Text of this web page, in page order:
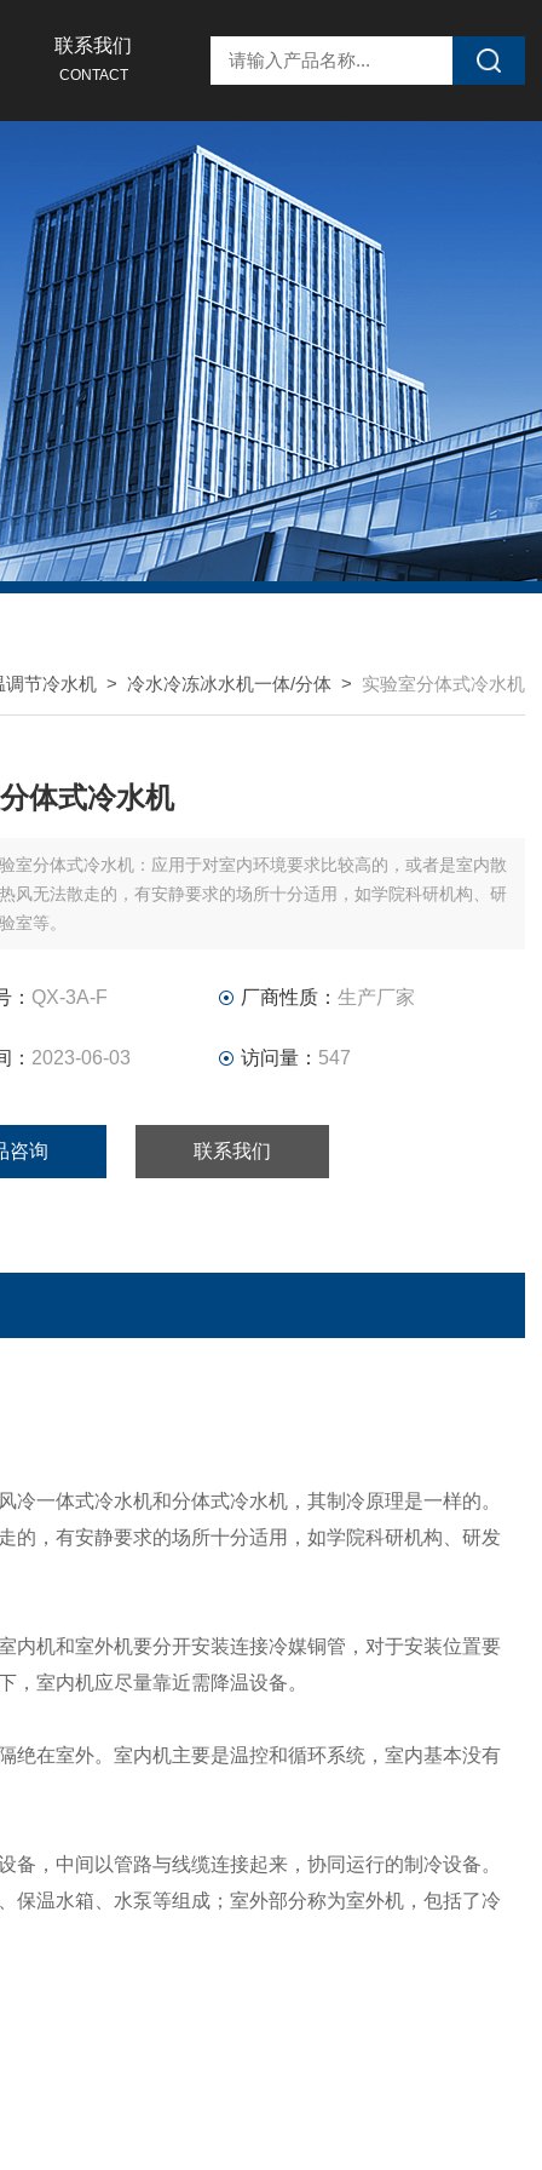
联系我们
CONTACT
调节冷水机 > 冷水冷冻冰水机一体/分体 > 实验室分体式冷水机
体式冷水机
室分体式冷水机：应用于对室内环境要求比较高的，或者是室内散
风无法散走的，有安静要求的场所十分适用，如学院科研机构、研
室等。
： QX-3A-F 厂商性质： 生产厂家
： 2023-06-03 访问量： 547
咨询 联系我们
一体式冷水机和分体式冷水机，其制冷原理是一样的。
的，有安静要求的场所十分适用，如学院科研机构、研发
内机和室外机要分开安装连接冷媒铜管，对于安装位置要
室内机应尽量靠近需降温设备。
绝在室外。室内机主要是温控和循环系统，室内基本没有
，中间以管路与线缆连接起来，协同运行的制冷设备。
保温水箱、水泵等组成；室外部分称为室外机，包括了冷